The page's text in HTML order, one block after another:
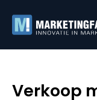
Verkoop